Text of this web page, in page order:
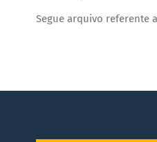
Segue arquivo referente